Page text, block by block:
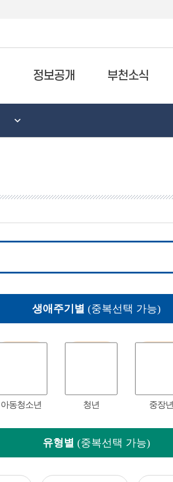
정보공개 부천소식
생애주기별 (중복선택 가능)
아동청소년 청년 중장년
유형별 (중복선택 가능)